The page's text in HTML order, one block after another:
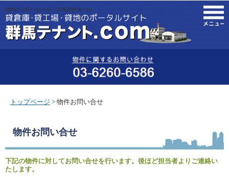
物件のお問い合わせ｜群馬貸倉庫.com
トップページ > 物件お問い合せ
物件お問い合せ
下記の物件に対してお問い合せを行います。後ほど担当者よりご連絡い
たします。